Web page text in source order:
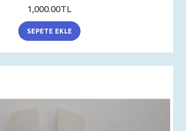
1,000.00TL
SEPETE EKLE